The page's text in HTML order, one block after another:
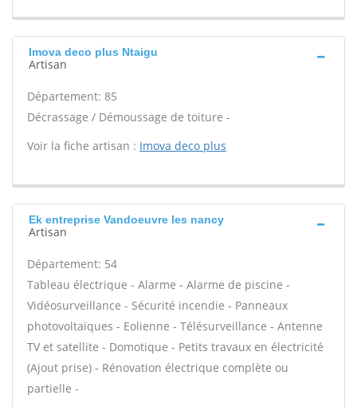
Imova deco plus Ntaigu
Artisan
Département: 85
Décrassage / Démoussage de toiture -
Voir la fiche artisan : Imova deco plus
Ek entreprise Vandoeuvre les nancy
Artisan
Département: 54
Tableau électrique - Alarme - Alarme de piscine -
Vidéosurveillance - Sécurité incendie - Panneaux
photovoltaïques - Eolienne - Télésurveillance - Antenne
TV et satellite - Domotique - Petits travaux en électricité
(Ajout prise) - Rénovation électrique complète ou
partielle -